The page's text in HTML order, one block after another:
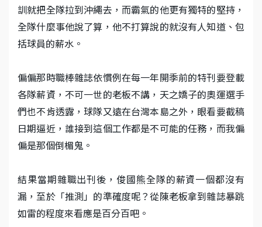
訓就把全隊拉到沖繩去，而霸氣的他更有獨特的堅持，
全隊什麼事他說了算，他不打算說的就沒有人知道、包
括球員的薪水。
偏偏那時職棒雜誌依慣例在每一年開季前的特刊要登載
各隊薪資，不可一世的老板不講，天之嬌子的奧運選手
們也不肯透露，球隊又遠在台灣本島之外，眼看要截稿
日期逼近，誰接到這個工作都是不可能的任務，而我偏
偏是那個倒楣鬼。
結果當期雜職出刊後，俊國熊全隊的薪資一個都沒有
漏，至於「推測」的準確度呢？從陳老板拿到雜誌暴跳
如雷的程度來看應是百分百吧。